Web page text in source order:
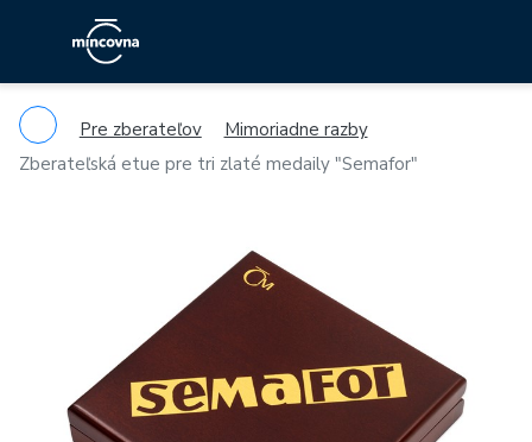
Pre zberateľov
Mimoriadne razby
Zberateľská etue pre tri zlaté medaily "Semafor"